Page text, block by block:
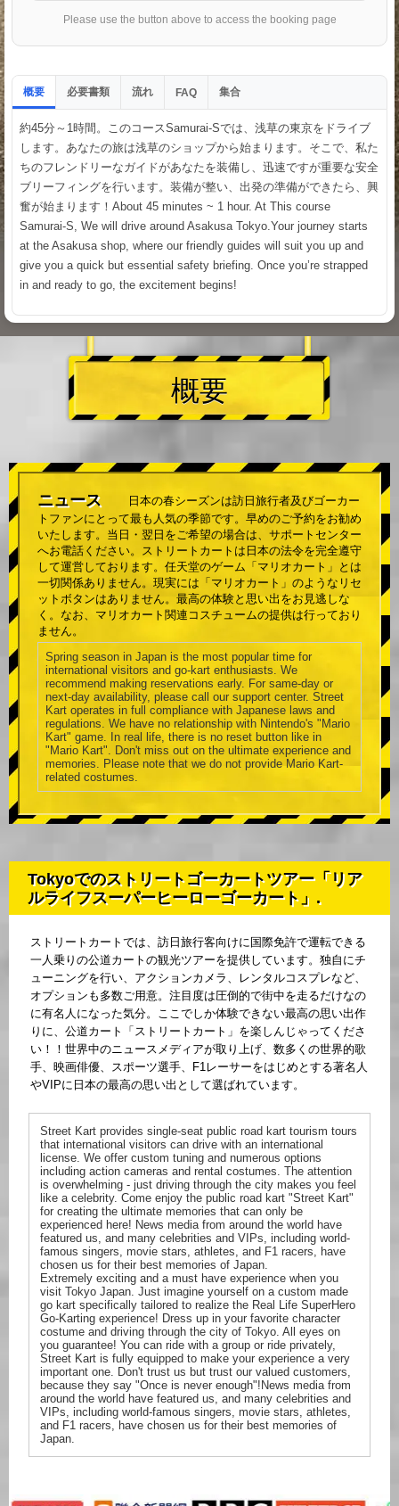
Please use the button above to access the booking page
概要 必要書類 流れ FAQ 集合
約45分～1時間。このコースSamurai-Sでは、浅草の東京をドライブ
します。あなたの旅は浅草のショップから始まります。そこで、私た
ちのフレンドリーなガイドがあなたを装備し、迅速ですが重要な安全
ブリーフィングを行います。装備が整い、出発の準備ができたら、興
奮が始まります！About 45 minutes ~ 1 hour. At This course
Samurai-S, We will drive around Asakusa Tokyo.Your journey starts
at the Asakusa shop, where our friendly guides will suit you up and
give you a quick but essential safety briefing. Once you’re strapped
in and ready to go, the excitement begins!
概要
ニュース
日本の春シーズンは訪日旅行者及びゴーカー
トファンにとって最も人気の季節です。早めのご予約をお勧め
いたします。当日・翌日をご希望の場合は、サポートセンター
へお電話ください。ストリートカートは日本の法令を完全遵守
して運営しております。任天堂のゲーム「マリオカート」とは
一切関係ありません。現実には「マリオカート」のようなリセ
ットボタンはありません。最高の体験と思い出をお見逃しな
く。なお、マリオカート関連コスチュームの提供は行っており
ません。
Spring season in Japan is the most popular time for
international visitors and go-kart enthusiasts. We
recommend making reservations early. For same-day or
next-day availability, please call our support center. Street
Kart operates in full compliance with Japanese laws and
regulations. We have no relationship with Nintendo's "Mario
Kart" game. In real life, there is no reset button like in
"Mario Kart". Don't miss out on the ultimate experience and
memories. Please note that we do not provide Mario Kart-
related costumes.
Tokyoでのストリートゴーカートツアー「リア
ルライフスーパーヒーローゴーカート」.
ストリートカートでは、訪日旅行客向けに国際免許で運転できる
一人乗りの公道カートの観光ツアーを提供しています。独自にチ
ューニングを行い、アクションカメラ、レンタルコスプレなど、
オプションも多数ご用意。注目度は圧倒的で街中を走るだけなの
に有名人になった気分。ここでしか体験できない最高の思い出作
りに、公道カート「ストリートカート」を楽しんじゃってくださ
い！！世界中のニュースメディアが取り上げ、数多くの世界的歌
手、映画俳優、スポーツ選手、F1レーサーをはじめとする著名人
やVIPに日本の最高の思い出として選ばれています。
Street Kart provides single-seat public road kart tourism tours
that international visitors can drive with an international
license. We offer custom tuning and numerous options
including action cameras and rental costumes. The attention
is overwhelming - just driving through the city makes you feel
like a celebrity. Come enjoy the public road kart "Street Kart"
for creating the ultimate memories that can only be
experienced here! News media from around the world have
featured us, and many celebrities and VIPs, including world-
famous singers, movie stars, athletes, and F1 racers, have
chosen us for their best memories of Japan.
Extremely exciting and a must have experience when you
visit Tokyo Japan. Just imagine yourself on a custom made
go kart specifically tailored to realize the Real Life SuperHero
Go-Karting experience! Dress up in your favorite character
costume and driving through the city of Tokyo. All eyes on
you guarantee! You can ride with a group or ride privately,
Street Kart is fully equipped to make your experience a very
important one. Don't trust us but trust our valued customers,
because they say "Once is never enough"!News media from
around the world have featured us, and many celebrities and
VIPs, including world-famous singers, movie stars, athletes,
and F1 racers, have chosen us for their best memories of
Japan.